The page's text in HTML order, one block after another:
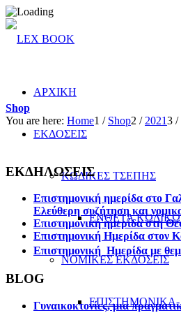
ΑΡΧΙΚΗ
ΕΚΔΟΣΕΙΣ
ΚΩΔΙΚΕΣ ΤΣΕΠΗΣ
ΕΝΘΕΤΑ
ΝΟΜΙΚΕΣ ΕΚΔΟΣΕΙΣ
ΕΠΙΣΤΗΜΟΝΙΚΑ-
Shop
You are here: Home1 / Shop2 / 20213 /
ΕΚΔΗΛΩΣΕΙΣ
Επιστημονική ημερίδα στο
Ελεύθερη συζήτηση και
Επιστηµονική ηµερίδα στη
Επιστημονική Ημερίδα στον
Επιστημονική Ημερίδα με
BLOG
Γυναικοκτονίες, μια